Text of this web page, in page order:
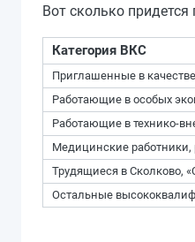
Вот сколько
Категория ВКС
Приглашенные в
Работающие в особых
Работающие в технико-
Медицинские работники,
Трудящиеся в Сколково,
Остальные